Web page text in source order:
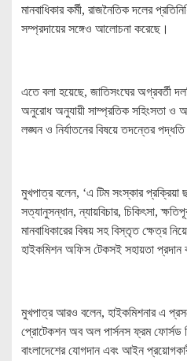
মানবাধিকার কর্মী, রাজনৈতিক দলের
সম্প্রদায়ের সঙ্গেও আলোচনা করেছে।
এতে বলা হয়েছে, জাতিসংঘের অগ্রবর্তী
অনুরোধ অনুযায়ী সাম্প্রতিক সহিংসতা ও
লঙ্ঘন ও নির্যাতনের বিষয়ে তদন্তের
মুখপাত্র বলেন, ‘এ টিম সংস্কার প্রক্রিয়া
সত্যানুসন্ধান, ন্যায়বিচার, চিকিৎসা,
মানবাধিকারের বিষয় সহ বিস্তৃত ক্ষেত্র
হাইকমিশন অফিস টেকসই সহায়তা প্রদান
মুখপাত্র আরও বলেন, হাইকমিশনার এ
প্রোটেকশন অব অল পার্সনস ফ্রম ফোর্সড
বাংলাদেশের যোগদান এবং আইন